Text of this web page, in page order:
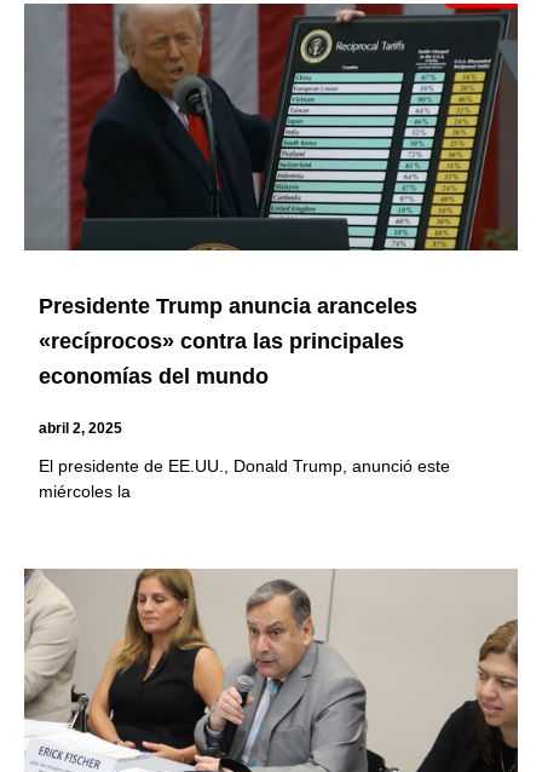
Presidente Trump anuncia aranceles
«recíprocos» contra las principales
economías del mundo
abril 2, 2025
El presidente de EE.UU., Donald Trump, anunció este
miércoles la